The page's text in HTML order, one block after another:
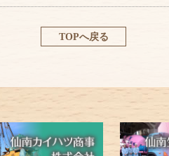
TOPへ戻る